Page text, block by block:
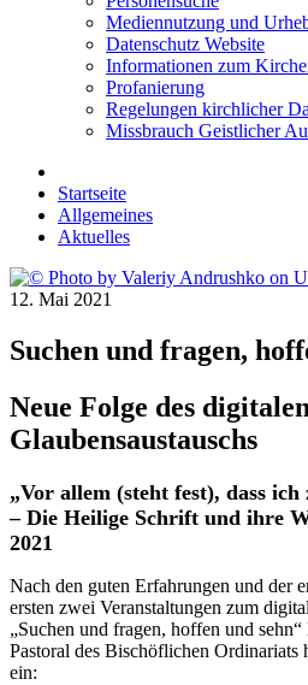
Mediennutzung und
Datenschutz Website
Informationen zum
Profanierung
Regelungen kirchlicher
Missbrauch Geistlicher
Startseite
Allgemeines
Aktuelles
12. Mai 2021
Suchen und fragen,
Neue Folge des digitalen
Glaubensaustauschs
„Vor allem (steht fest), dass ich
– Die Heilige Schrift und ihre
2021
Nach den guten Erfahrungen und der
ersten zwei Veranstaltungen zum
„Suchen und fragen, hoffen und
Pastoral des Bischöflichen Ordinariats
ein: